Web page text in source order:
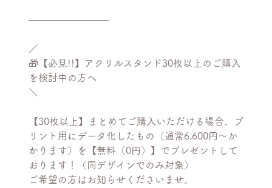
────────────
／
🎁【必見!!】アクリルスタンド30枚以上のご購入
を検討中の方へ
＼
【30枚以上】まとめてご購入いただける場合、プ
リント用にデータ化したもの（通常6,600円〜か
かります）を【無料（0円）】でプレゼントして
おります！（同デザインでのみ対象）
ご希望の方はお知らせくださいませ。